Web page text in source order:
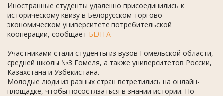
Иностранные студенты удаленно присоединились к
историческому квизу в Белорусском торгово-
экономическом университете потребительской
кооперации, сообщает БЕЛТА.
Участниками стали студенты из вузов Гомельской области,
средней школы №3 Гомеля, а также университетов России,
Казахстана и Узбекистана.
Молодые люди из разных стран встретились на онлайн-
площадке, чтобы посостязаться в знании истории. По